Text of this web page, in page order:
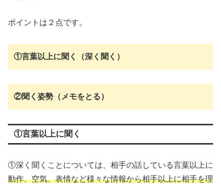
ポイントは２点です。
①言葉以上に聞く（深く聞く）
②聞く姿勢（メモをとる）
①言葉以上に聞く
①深く聞くことについては、相手の話している言葉以上に
動作、空気、表情など様々な情報から相手以上に相手を理